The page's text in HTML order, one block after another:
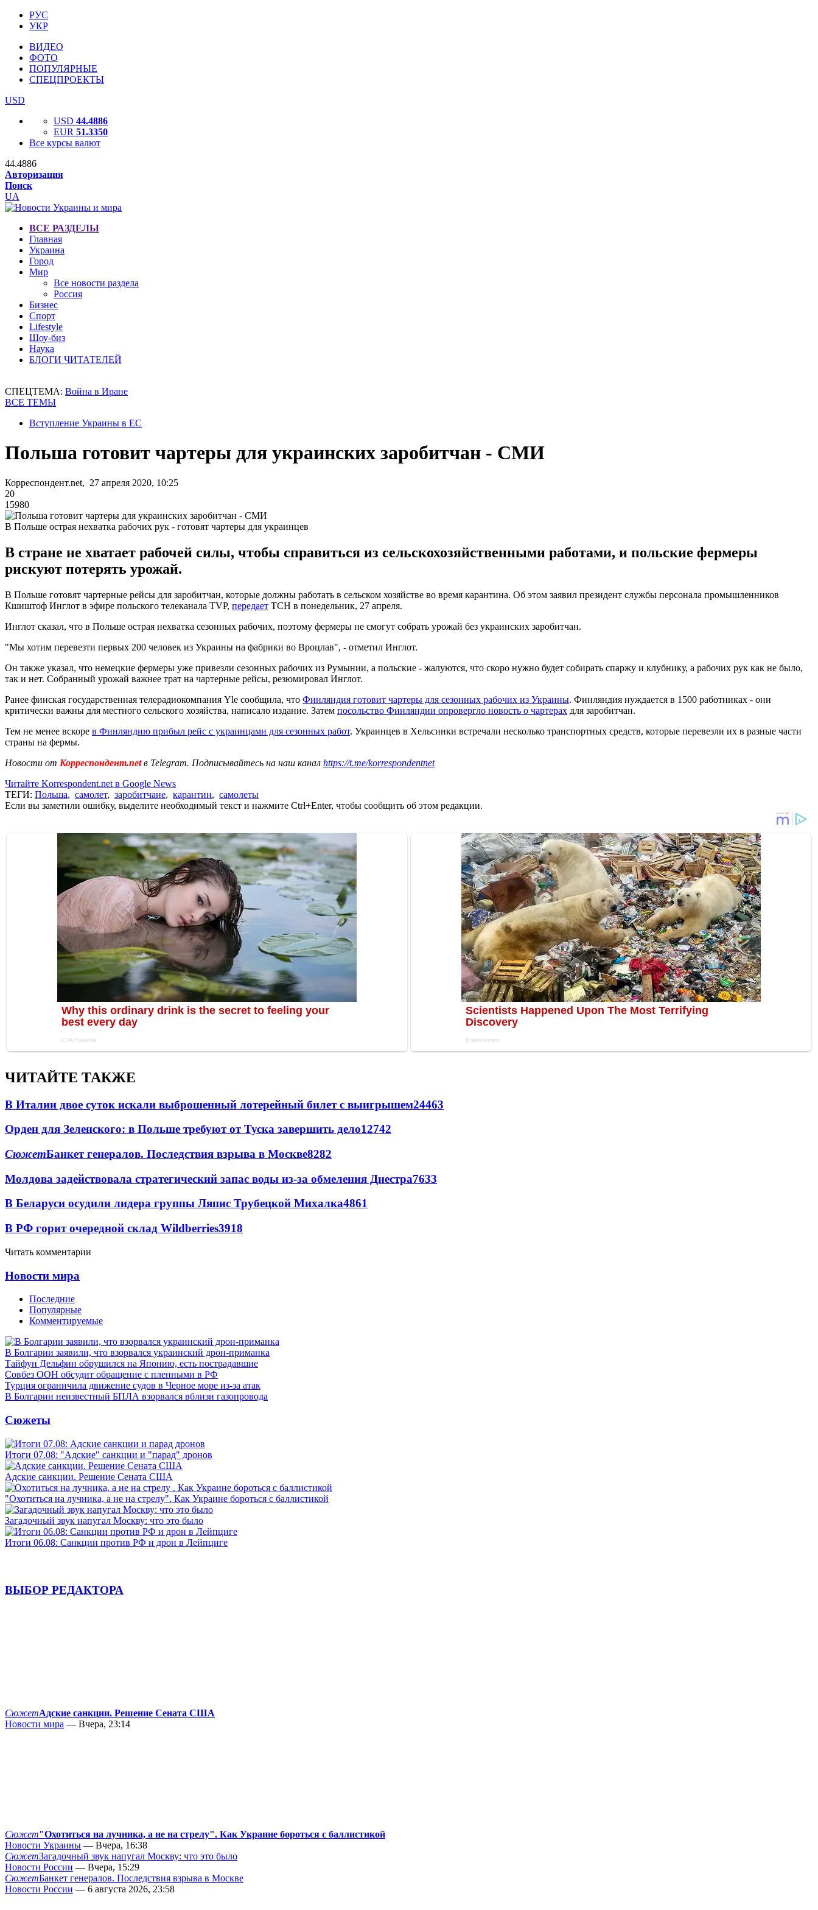
РУС
УКР
ВИДЕО
ФОТО
ПОПУЛЯРНЫЕ
СПЕЦПРОЕКТЫ
USD
USD 44.4886
EUR 51.3350
Все курсы валют
44.4886
Авторизация
Поиск
UA
ВСЕ РАЗДЕЛЫ
Главная
Украина
Город
Мир
Все новости раздела
Россия
Бизнес
Спорт
Lifestyle
Шоу-биз
Наука
БЛОГИ ЧИТАТЕЛЕЙ
СПЕЦТЕМА: Война в Иране
ВСЕ ТЕМЫ
Вступление Украины в ЕС
Польша готовит чартеры для украинских заробитчан - СМИ
Корреспондент.net, 27 апреля 2020, 10:25
20
15980
В Польше острая нехватка рабочих рук - готовят чартеры для украинцев
В стране не хватает рабочей силы, чтобы справиться из сельскохозяйственными работами, и польские фермеры
рискуют потерять урожай.
В Польше готовят чартерные рейсы для заробитчан, которые должны работать в сельском хозяйстве во время карантина. Об этом заявил президент службы персонала промышленников
Кшиштоф Инглот в эфире польского телеканала TVP, передает ТСН в понедельник, 27 апреля.
Инглот сказал, что в Польше острая нехватка сезонных рабочих, поэтому фермеры не смогут собрать урожай без украинских заробитчан.
"Мы хотим перевезти первых 200 человек из Украины на фабрики во Вроцлав", - отметил Инглот.
Он также указал, что немецкие фермеры уже привезли сезонных рабочих из Румынии, а польские - жалуются, что скоро нужно будет собирать спаржу и клубнику, а рабочих рук как не было,
так и нет. Собранный урожай важнее трат на чартерные рейсы, резюмировал Инглот.
Ранее финская государственная телерадиокомпания Yle сообщила, что Финляндия готовит чартеры для сезонных рабочих из Украины. Финляндия нуждается в 1500 работниках - они
критически важны для местного сельского хозяйства, написало издание. Затем посольство Финляндии опровергло новость о чартерах для заробитчан.
Тем не менее вскоре в Финляндию прибыл рейс с украинцами для сезонных работ. Украинцев в Хельсинки встречали несколько транспортных средств, которые перевезли их в разные части
страны на фермы.
Новости от Корреспондент.netв Telegram. Подписывайтесь на наш канал https://t.me/korrespondentnet
Читайте Korrespondent.net в Google News
ТЕГИ: Польша, самолет, заробитчане, карантин, самолеты
Если вы заметили ошибку, выделите необходимый текст и нажмите Ctrl+Enter, чтобы сообщить об этом редакции.
ЧИТАЙТЕ ТАКЖЕ
В Италии двое суток искали выброшенный лотерейный билет с выигрышем24463
Орден для Зеленского: в Польше требуют от Туска завершить дело12742
СюжетБанкет генералов. Последствия взрыва в Москве8282
Молдова задействовала стратегический запас воды из-за обмеления Днестра7633
В Беларуси осудили лидера группы Ляпис Трубецкой Михалка4861
В РФ горит очередной склад Wildberries3918
Читать комментарии
Новости мира
Последние
Популярные
Комментируемые
В Болгарии заявили, что взорвался украинский дрон-приманка
Тайфун Дельфин обрушился на Японию, есть пострадавшие
Совбез ООН обсудит обращение с пленными в РФ
Турция ограничила движение судов в Черное море из-за атак
В Болгарии неизвестный БПЛА взорвался вблизи газопровода
Сюжеты
Итоги 07.08: "Адские" санкции и "парад" дронов
Адские санкции. Решение Сената США
"Охотиться на лучника, а не на стрелу". Как Украине бороться с баллистикой
Загадочный звук напугал Москву: что это было
Итоги 06.08: Санкции против РФ и дрон в Лейпциге
ВЫБОР РЕДАКТОРА
СюжетАдские санкции. Решение Сената США
Новости мира — Вчера, 23:14
Сюжет"Охотиться на лучника, а не на стрелу". Как Украине бороться с баллистикой
Новости Украины — Вчера, 16:38
СюжетЗагадочный звук напугал Москву: что это было
Новости России — Вчера, 15:29
СюжетБанкет генералов. Последствия взрыва в Москве
Новости России — 6 августа 2026, 23:58